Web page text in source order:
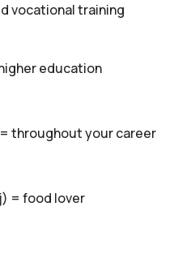
et c'est donc
situées après le
aux
vocational training
education
throughout your career
= food lover